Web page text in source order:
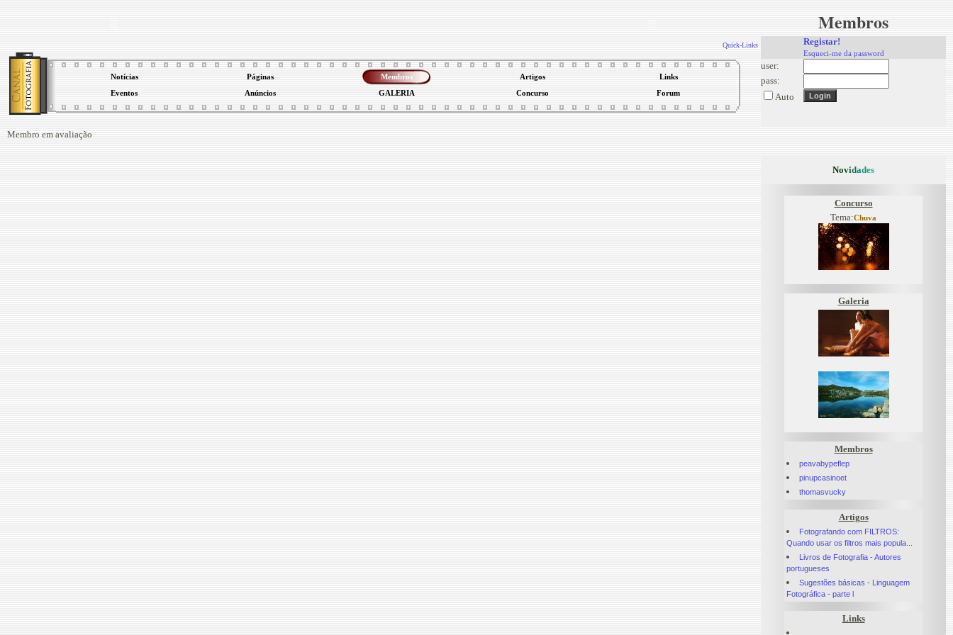
Quick-Links
Notícias Páginas Membros Artigos Links
Eventos Anúncios GALERIA Concurso Forum
Membro em avaliação
Membros
Registar!
Esqueci-me da password
user:
pass:
Auto
Novidades
Concurso
Tema:Chuva
Galeria
Membros
peavabypeflep
pinupcasinoet
thomasvucky
Artigos
Fotografando com FILTROS:
Quando usar os filtros mais popula...
Livros de Fotografia - Autores
portugueses
Sugestões básicas - Linguagem
Fotográfica - parte l
Links